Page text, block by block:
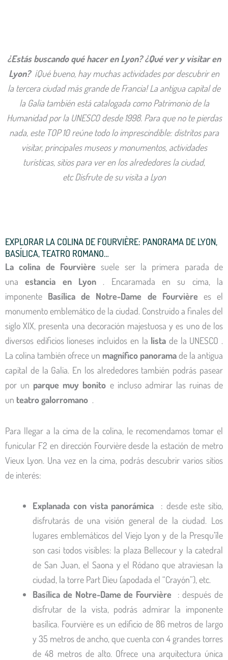
¿Estás buscando qué hacer en Lyon? ¿Qué ver y visitar en
Lyon? ¡Qué bueno, hay muchas actividades por descubrir en
la tercera ciudad más grande de Francia! La antigua capital de
la Galia también está catalogada como Patrimonio de la
Humanidad por la UNESCO desde 1998. Para que no te pierdas
nada, este TOP 10 reúne todo lo imprescindible: distritos para
visitar, principales museos y monumentos, actividades
turísticas, sitios para ver en los alrededores la ciudad,
etcDisfrute de su visita a Lyon
EXPLORAR LA COLINA DE FOURVIÈRE: PANORAMA DE LYON,
BASÍLICA, TEATRO ROMANO…
La colina de Fourvière suele ser la primera parada de
unaestancia en Lyon . Encaramada en su cima, la
imponente Basílica de Notre-Dame de Fourvièrees el
monumento emblemático de la ciudad. Construido a finales del
siglo XIX, presenta una decoración majestuosa y es uno de los
diversos edificios lioneses incluidos en la lista de la UNESCO .
La colina también ofrece un magnífico panoramade la antigua
capital de la Galia. En los alrededores también podrás pasear
por un parque muy bonito e incluso admirar las ruinas de
un teatro galorromano .
Para llegar a la cima de la colina, le recomendamos tomar el
funicular F2 en dirección Fourvière desde la estación de metro
Vieux Lyon. Una vez en la cima, podrás descubrir varios sitios
de interés:
Explanada con vista panorámica : desde este sitio,
disfrutarás de una visión general de la ciudad. Los
lugares emblemáticos del Viejo Lyon y de la Presqu’île
son casi todos visibles: la plaza Bellecour y la catedral
de San Juan, el Saona y el Ródano que atraviesan la
ciudad, la torre Part Dieu (apodada el “Crayón”), etc.
Basílica de Notre-Dame de Fourvière : después de
disfrutar de la vista, podrás admirar la imponente
basílica. Fourvière es un edificio de 86 metros de largo
y 35 metros de ancho, que cuenta con 4 grandes torres
de 48 metros de alto. Ofrece una arquitectura única